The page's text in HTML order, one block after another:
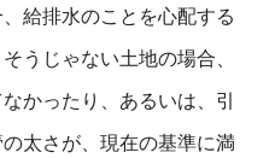
給排水のことを心配する
うじゃない土地の場合、
かったり、あるいは、引
太さが、現在の基準に満